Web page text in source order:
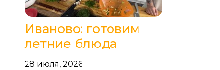
Иваново: готовим
летние блюда
28 июля, 2026